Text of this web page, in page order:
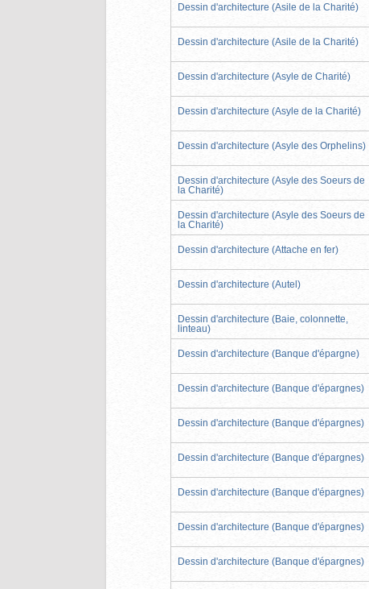
Dessin d'architecture (Asile de la Charité)
Dessin d'architecture (Asile de la Charité)
Dessin d'architecture (Asyle de Charité)
Dessin d'architecture (Asyle de la Charité)
Dessin d'architecture (Asyle des Orphelins)
Dessin d'architecture (Asyle des Soeurs de
la Charité)
Dessin d'architecture (Asyle des Soeurs de
la Charité)
Dessin d'architecture (Attache en fer)
Dessin d'architecture (Autel)
Dessin d'architecture (Baie, colonnette,
linteau)
Dessin d'architecture (Banque d'épargne)
Dessin d'architecture (Banque d'épargnes)
Dessin d'architecture (Banque d'épargnes)
Dessin d'architecture (Banque d'épargnes)
Dessin d'architecture (Banque d'épargnes)
Dessin d'architecture (Banque d'épargnes)
Dessin d'architecture (Banque d'épargnes)